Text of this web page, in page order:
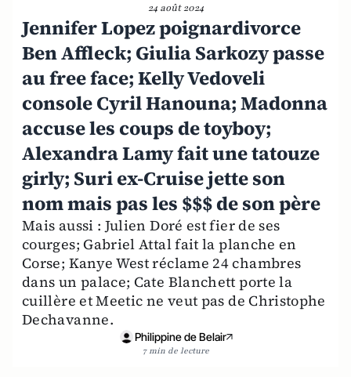
24 août 2024
Jennifer Lopez poignardivorce
Ben Affleck; Giulia Sarkozy passe
au free face; Kelly Vedoveli
console Cyril Hanouna; Madonna
accuse les coups de toyboy;
Alexandra Lamy fait une tatouze
girly; Suri ex-Cruise jette son
nom mais pas les $$$ de son père
Mais aussi : Julien Doré est fier de ses
courges; Gabriel Attal fait la planche en
Corse; Kanye West réclame 24 chambres
dans un palace; Cate Blanchett porte la
cuillère et Meetic ne veut pas de Christophe
Dechavanne.
Philippine de Belair
7 min de lecture